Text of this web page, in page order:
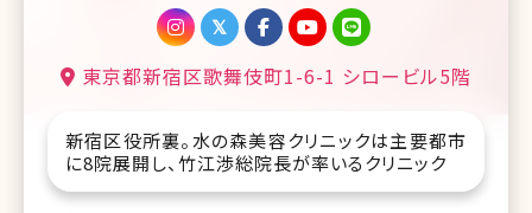
東京都新宿区歌舞伎町1-6-1 シロービル5階
新宿区役所裏。水の森美容クリニックは主要都市
に8院展開し、竹江渉総院長が率いるクリニック